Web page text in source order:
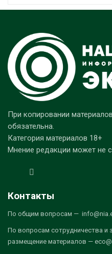
При копировании
обязательна.
Категория материалов 18+
Мнение редакции может не
Контакты
По общим вопросам —
По вопросам сотрудничества и
размещение материалов —